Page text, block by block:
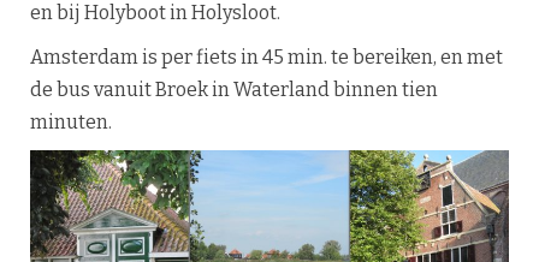
en bij Holyboot in Holysloot.
Amsterdam is per fiets in 45 min. te bereiken, en met
de bus vanuit Broek in Waterland binnen tien
minuten.